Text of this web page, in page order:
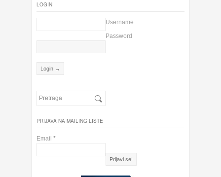
LOGIN
Username
Password
PRIJAVA NA MAILING LISTE
Email *